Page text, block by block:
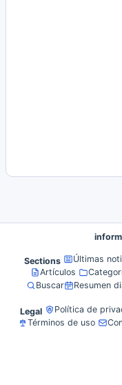
Sections
Últimas
Artículos
Buscar
Resumen
Legal
Política de
Términos de uso